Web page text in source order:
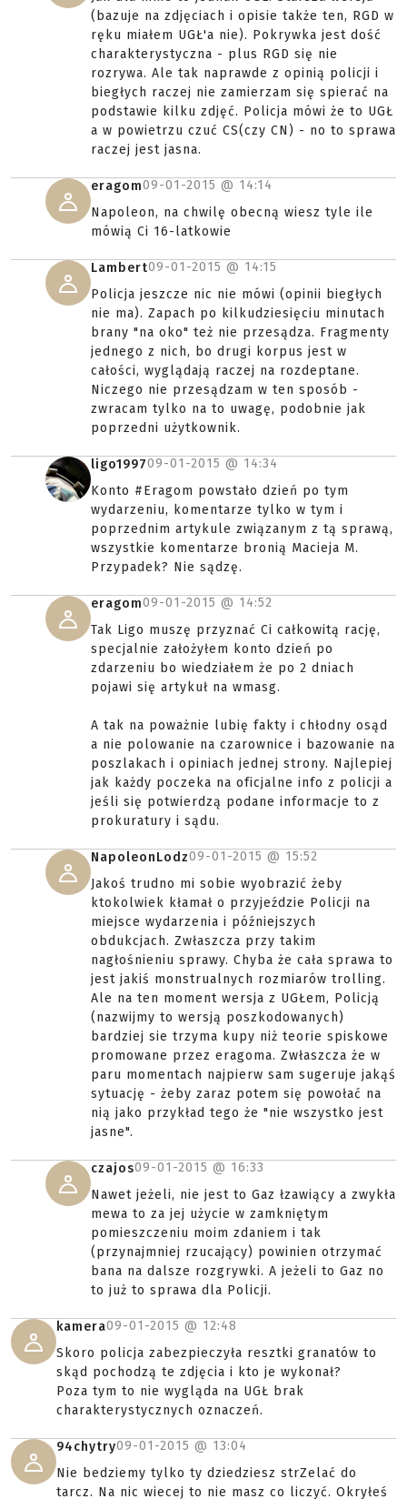
(bazuje na zdjęciach i opisie także ten, RGD w
ręku miałem UGŁ'a nie). Pokrywka jest dość
charakterystyczna - plus RGD się nie
rozrywa. Ale tak naprawde z opinią policji i
biegłych raczej nie zamierzam się spierać na
podstawie kilku zdjęć. Policja mówi że to UGŁ
a w powietrzu czuć CS(czy CN) - no to sprawa
raczej jest jasna.
eragom09-01-2015 @ 14:14
Napoleon, na chwilę obecną wiesz tyle ile
mówią Ci 16-latkowie
Lambert09-01-2015 @ 14:15
Policja jeszcze nic nie mówi (opinii biegłych
nie ma). Zapach po kilkudziesięciu minutach
brany "na oko" też nie przesądza. Fragmenty
jednego z nich, bo drugi korpus jest w
całości, wyglądają raczej na rozdeptane.
Niczego nie przesądzam w ten sposób -
zwracam tylko na to uwagę, podobnie jak
poprzedni użytkownik.
ligo199709-01-2015 @ 14:34
Konto #Eragom powstało dzień po tym
wydarzeniu, komentarze tylko w tym i
poprzednim artykule związanym z tą sprawą,
wszystkie komentarze bronią Macieja M.
Przypadek? Nie sądzę.
eragom09-01-2015 @ 14:52
Tak Ligo muszę przyznać Ci całkowitą rację,
specjalnie założyłem konto dzień po
zdarzeniu bo wiedziałem że po 2 dniach
pojawi się artykuł na wmasg.
A tak na poważnie lubię fakty i chłodny osąd
a nie polowanie na czarownice i bazowanie na
poszlakach i opiniach jednej strony. Najlepiej
jak każdy poczeka na oficjalne info z policji a
jeśli się potwierdzą podane informacje to z
prokuratury i sądu.
NapoleonLodz09-01-2015 @ 15:52
Jakoś trudno mi sobie wyobrazić żeby
ktokolwiek kłamał o przyjeździe Policji na
miejsce wydarzenia i późniejszych
obdukcjach. Zwłaszcza przy takim
nagłośnieniu sprawy. Chyba że cała sprawa to
jest jakiś monstrualnych rozmiarów trolling.
Ale na ten moment wersja z UGŁem, Policją
(nazwijmy to wersją poszkodowanych)
bardziej sie trzyma kupy niż teorie spiskowe
promowane przez eragoma. Zwłaszcza że w
paru momentach najpierw sam sugeruje jakąś
sytuację - żeby zaraz potem się powołać na
nią jako przykład tego że "nie wszystko jest
jasne".
czajos09-01-2015 @ 16:33
Nawet jeżeli, nie jest to Gaz łzawiący a zwykła
mewa to za jej użycie w zamkniętym
pomieszczeniu moim zdaniem i tak
(przynajmniej rzucający) powinien otrzymać
bana na dalsze rozgrywki. A jeżeli to Gaz no
to już to sprawa dla Policji.
kamera09-01-2015 @ 12:48
Skoro policja zabezpieczyła resztki granatów to
skąd pochodzą te zdjęcia i kto je wykonał?
Poza tym to nie wygląda na UGŁ brak
charakterystycznych oznaczeń.
94chytry09-01-2015 @ 13:04
Nie bedziemy tylko ty dziedziesz strZelać do
tarcz. Na nic wiecej to nie masz co liczyć. Okryłeś